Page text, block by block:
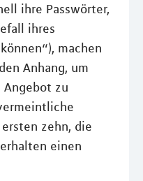
ihre Passwörter,
ihres
machen
Anhang, um
Angebot zu
zehn, die
einen